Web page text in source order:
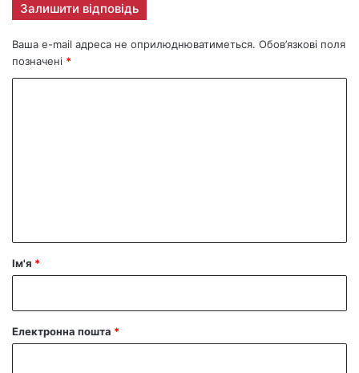
Залишити відповідь
Ваша e-mail адреса не оприлюднюватиметься. Обов’язкові поля
позначені *
р
Ім'я *
Електронна пошта *